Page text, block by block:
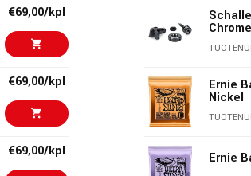
hintaluokassa. Modernin ulkonäön
€69,00/kpl
€69,00/kpl
€69,00/kpl
Chrome
Ernie
Nickel
Ernie